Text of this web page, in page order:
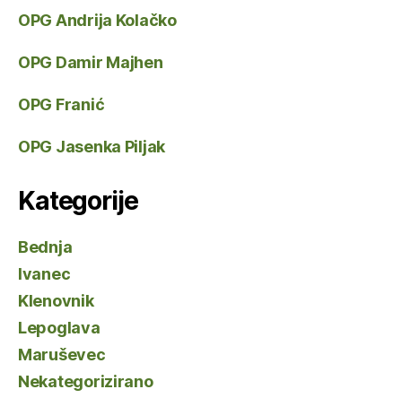
OPG Andrija Kolačko
OPG Damir Majhen
OPG Franić
OPG Jasenka Piljak
Kategorije
Bednja
Ivanec
Klenovnik
Lepoglava
Maruševec
Nekategorizirano